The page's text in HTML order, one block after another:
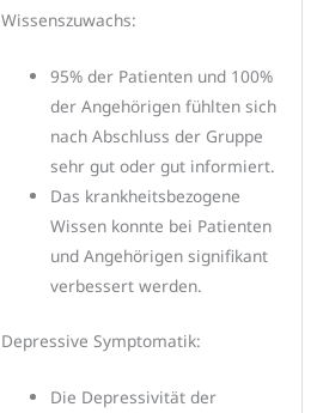
Wissenszuwachs:
95% der Patienten und 100%
der Angehörigen fühlten sich
nach Abschluss der Gruppe
sehr gut oder gut informiert.
Das krankheitsbezogene
Wissen konnte bei Patienten
und Angehörigen signifikant
verbessert werden.
Depressive Symptomatik:
Die Depressivität der